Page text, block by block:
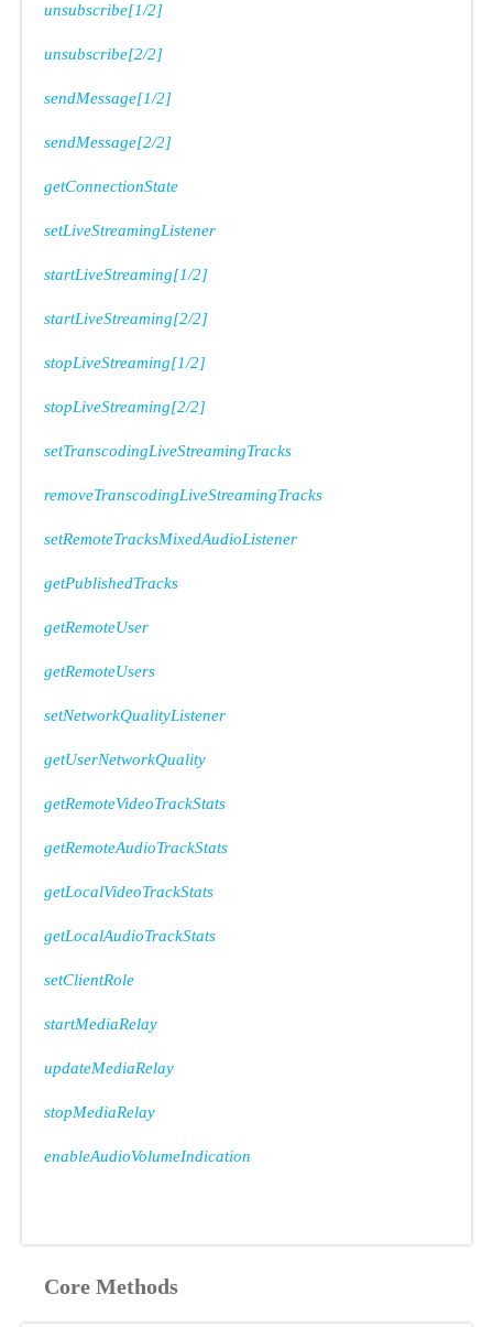
unsubscribe[1/2]
unsubscribe[2/2]
sendMessage[1/2]
sendMessage[2/2]
getConnectionState
setLiveStreamingListener
startLiveStreaming[1/2]
startLiveStreaming[2/2]
stopLiveStreaming[1/2]
stopLiveStreaming[2/2]
setTranscodingLiveStreamingTracks
removeTranscodingLiveStreamingTracks
setRemoteTracksMixedAudioListener
getPublishedTracks
getRemoteUser
getRemoteUsers
setNetworkQualityListener
getUserNetworkQuality
getRemoteVideoTrackStats
getRemoteAudioTrackStats
getLocalVideoTrackStats
getLocalAudioTrackStats
setClientRole
startMediaRelay
updateMediaRelay
stopMediaRelay
enableAudioVolumeIndication
Core Methods